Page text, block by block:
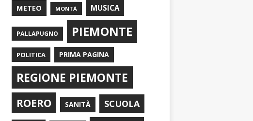
METEO MONTÀ MUSICA
PALLAPUGNO PIEMONTE
POLITICA PRIMA PAGINA
REGIONE PIEMONTE
ROERO SANITÀ SCUOLA